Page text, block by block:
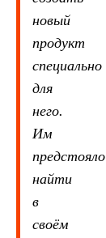
новый
продукт
специально
для
него.
Им
предстояло
найти
в
своём